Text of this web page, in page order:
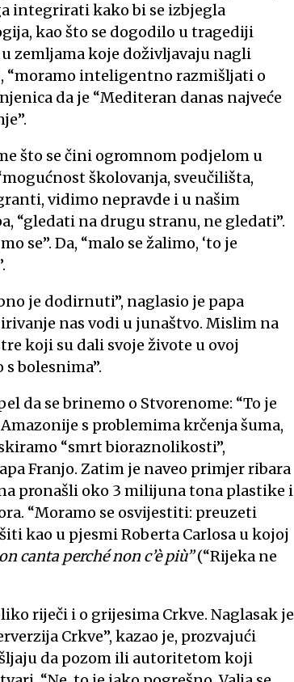
integrirati kako bi se izbjegla
kao što se dogodilo u tragediji
zemljama koje doživljavaju nagli
“moramo inteligentno razmišljati o
da je “Mediteran danas najveće
što se čini ogromnom podjelom u
školovanja, sveučilišta,
vidimo nepravde i u našim
“gledati na drugu stranu, ne gledati”.
se”. Da, “malo se žalimo, ‘to je
je dodirnuti”, naglasio je papa
nas vodi u junaštvo. Mislim na
koji su dali svoje živote u ovoj
bolesnima”.
da se brinemo o Stvorenome: “To je
s problemima krčenja šuma,
“smrt bioraznolikosti”,
Franjo. Zatim je naveo primjer ribara
pronašli oko 3 milijuna tona plastike i
“Moramo se osvijestiti: preuzeti
kao u pjesmi Roberta Carlosa u kojoj
canta perché non c’è più”(“Rijeka ne
riječi i o grijesima Crkve. Naglasak je
Crkve”, kazao je, prozvajući
da pozom ili autoritetom koji